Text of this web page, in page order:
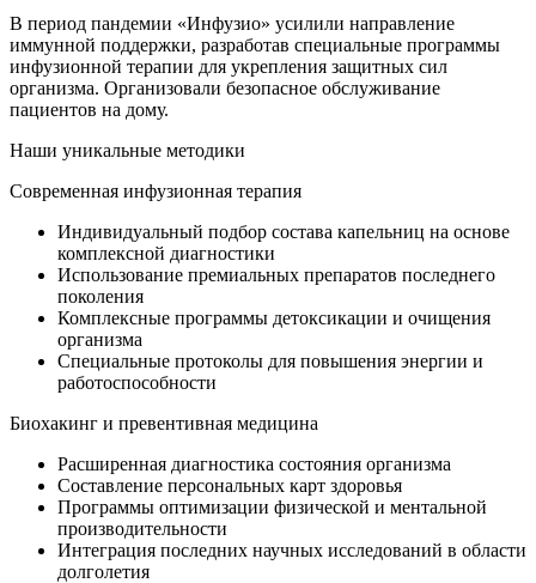
В период пандемии «Инфузио» усилили направление
иммунной поддержки, разработав специальные программы
инфузионной терапии для укрепления защитных сил
организма. Организовали безопасное обслуживание
пациентов на дому.
Наши уникальные методики
Современная инфузионная терапия
Индивидуальный подбор состава капельниц на основе
комплексной диагностики
Использование премиальных препаратов последнего
поколения
Комплексные программы детоксикации и очищения
организма
Специальные протоколы для повышения энергии и
работоспособности
Биохакинг и превентивная медицина
Расширенная диагностика состояния организма
Составление персональных карт здоровья
Программы оптимизации физической и ментальной
производительности
Интеграция последних научных исследований в области
долголетия